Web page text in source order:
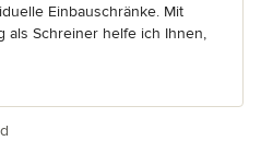
Einbauschränke. Mit
als Schreiner helfe ich Ihnen,